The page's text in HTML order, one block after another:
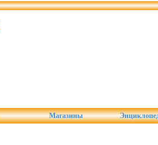
Магазины